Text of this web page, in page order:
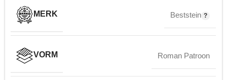
MERK Beststein
VORM Roman Patroon